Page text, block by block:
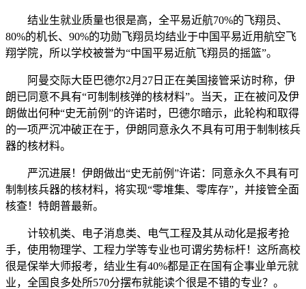
结业生就业质量也很是高，全平易近航70%的飞翔员、
80%的机长、90%的功勋飞翔员均结业于中国平易近用航空飞
翔学院，所以学校被誉为“中国平易近航飞翔员的摇篮”。
阿曼交际大臣巴德尔2月27日正在美国接管采访时称，伊
朗已同意不具有“可制制核弹的核材料”。当天，正在被问及伊
朗做出何种“史无前例”的许诺时，巴德尔暗示，此轮构和取得
的一项严沉冲破正在于，伊朗同意永久不具有可用于制制核兵
器的核材料。
严沉进展！伊朗做出“史无前例”许诺：同意永久不具有可
制制核兵器的核材料，将实现“零堆集、零库存”，并接管全面
核查！特朗普最新。
计较机类、电子消息类、电气工程及其从动化是报考抢
手，使用物理学、工程力学等专业也可谓劣势标杆！这所高校
很是保举大师报考，结业生有40%都是正在国有企事业单元就
业，全国良多处所570分摆布就能读个很是不错的专业？。